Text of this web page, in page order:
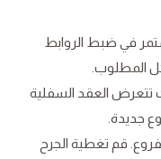
في ضبط الروابط
المطلوب.
تتعرض العقد السفلية
جديدة.
قم تغطية الجرح